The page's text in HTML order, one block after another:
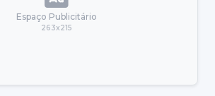
Espaço Publicitário
263x215